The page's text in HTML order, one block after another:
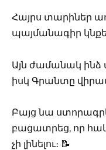
Հայրս տարիներ
պայմանագիր
Այն ժամանակ ինձ
իսկ Գրանտը
Բայց նա
բացատրեց, որ
չի լինելու։ 📝